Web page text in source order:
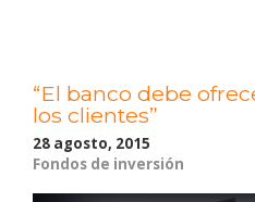
“El banco debe
los clientes”
28 agosto, 2015
Fondos de inversión